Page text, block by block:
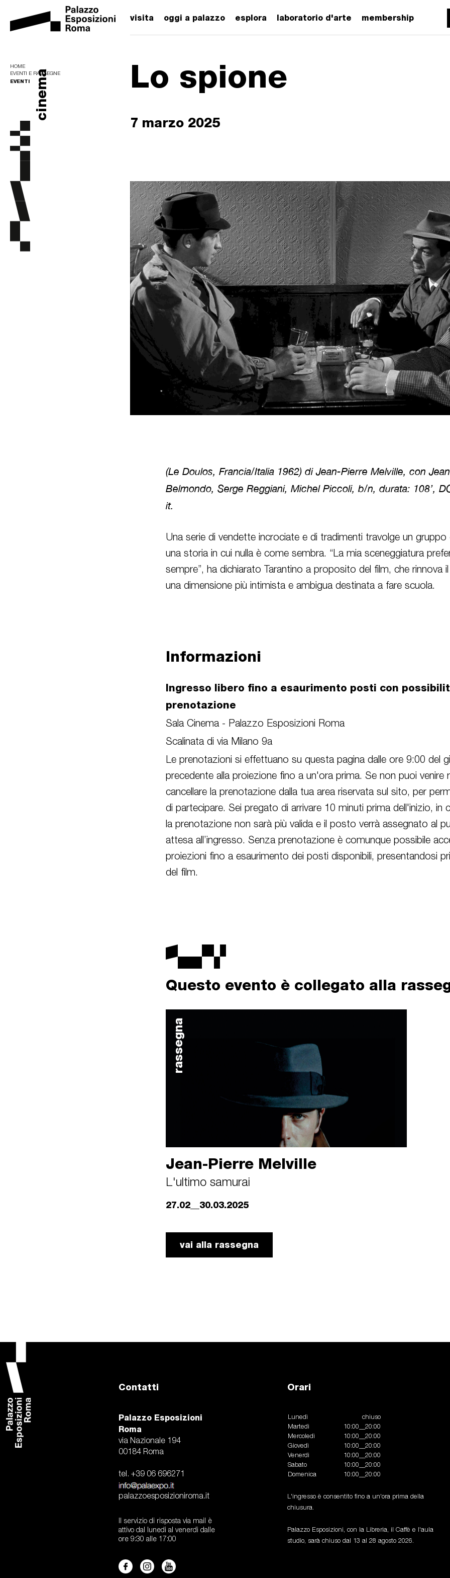
visita oggi a palazzo esplora laboratorio d'arte membership
HOME
EVENTI E RASSEGNE
EVENTI cinema Lo spione
7 marzo 2025
(Le Doulos, Francia/Italia 1962) di Jean-Pierre Melville, con
Belmondo, Serge Reggiani, Michel Piccoli, b/n, durata: 108’,
it.
Una serie di vendette incrociate e di tradimenti travolge un gruppo
una storia in cui nulla è come sembra. “La mia sceneggiatura
sempre”, ha dichiarato Tarantino a proposito del film, che rinnova
una dimensione più intimista e ambigua destinata a fare scuola.
Informazioni
Ingresso libero fino a esaurimento posti con
prenotazione
Sala Cinema - Palazzo Esposizioni Roma
Scalinata di via Milano 9a
Le prenotazioni si effettuano su questa pagina dalle ore 9:00 del
precedente alla proiezione fino a un'ora prima. Se non puoi venire
cancellare la prenotazione dalla tua area riservata sul sito, per
di partecipare. Sei pregato di arrivare 10 minuti prima dell'inizio, in
la prenotazione non sarà più valida e il posto verrà assegnato al
attesa all’ingresso. Senza prenotazione è comunque possibile
proiezioni fino a esaurimento dei posti disponibili, presentandosi
del film.
Questo evento è collegato alla
rassegna
Jean-Pierre Melville
L'ultimo samurai
27.02__30.03.2025
vai alla rassegna
Contatti
Palazzo Esposizioni
Roma
via Nazionale 194
00184 Roma
tel. +39 06 696271
palazzoesposizioniroma.it
Il servizio di risposta via mail è
attivo dal lunedi al venerdì dalle
ore 9:30 alle 17:00
Orari
Lunedì
chiuso
Martedì
10:00__20:00
Mercoledì
10:00__20:00
Giovedì
10:00__20:00
Venerdì
10:00__20:00
Sabato
10:00__20:00
Domenica
10:00__20:00
L'ingresso è consentito fino a un'ora prima della
chiusura.
Palazzo Esposizioni, con la Libreria, il Caffè e l'aula
studio, sarà chiuso dal 13 al 28 agosto 2026.